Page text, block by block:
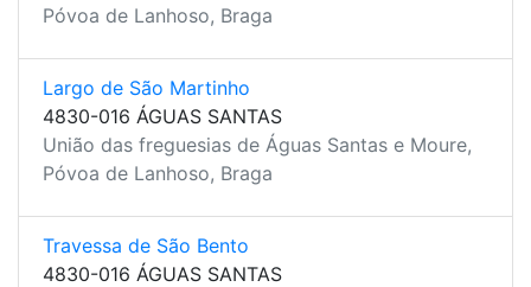
Póvoa de Lanhoso, Braga
Largo de São Martinho
4830-016 ÁGUAS SANTAS
União das freguesias de Águas Santas e Moure,
Póvoa de Lanhoso, Braga
Travessa de São Bento
4830-016 ÁGUAS SANTAS